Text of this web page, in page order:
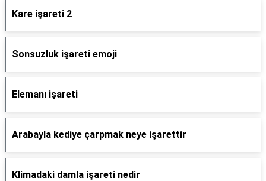
Kare işareti 2
Sonsuzluk işareti emoji
Elemanı işareti
Arabayla kediye çarpmak neye işarettir
Klimadaki damla işareti nedir